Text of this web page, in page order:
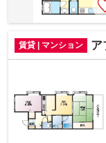
賃貸 | マンション ア